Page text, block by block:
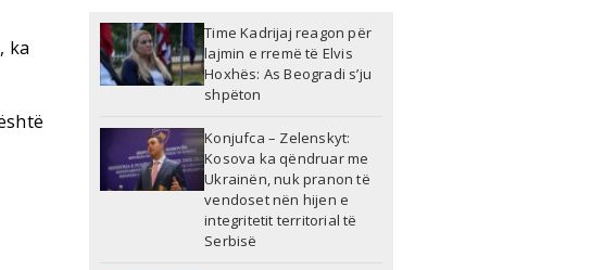
ka
Time Kadrijaj reagon për
lajmin e rremë të Elvis
Hoxhës: As Beogradi s’ju
shpëton
Konjufca – Zelenskyt:
Kosova ka qëndruar me
Ukrainën, nuk pranon të
vendoset nën hijen e
integritetit territorial të
Serbisë